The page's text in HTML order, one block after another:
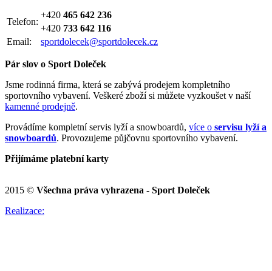
Telefon:
+420 465 642 236
+420 733 642 116
Email:
sportdolecek@sportdolecek.cz
Pár slov o Sport Doleček
Jsme rodinná firma, která se zabývá prodejem kompletního
sportovního vybavení. Veškeré zboží si můžete vyzkoušet v naší
kamenné prodejně.
Provádíme kompletní servis lyží a snowboardů, více o servisu lyží a
snowboardů. Provozujeme půjčovnu sportovního vybavení.
Přijímáme platební karty
2015 © Všechna práva vyhrazena - Sport Doleček
Realizace: